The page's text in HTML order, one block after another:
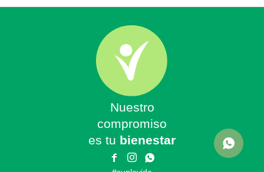
Nuestro
compromiso
es tu bienestar
 
